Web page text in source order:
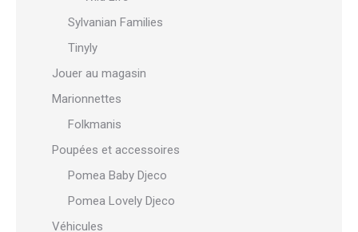
Sylvanian Families
Tinyly
Jouer au magasin
Marionnettes
Folkmanis
Poupées et accessoires
Pomea Baby Djeco
Pomea Lovely Djeco
Véhicules